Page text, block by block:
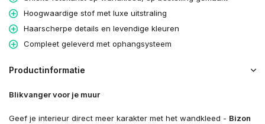
Hoogwaardige stof met luxe uitstraling
Haarscherpe details en levendige kleuren
Compleet geleverd met ophangsysteem
Productinformatie
Blikvanger voor je muur
Geef je interieur direct meer karakter met het wandkleed - Bizon